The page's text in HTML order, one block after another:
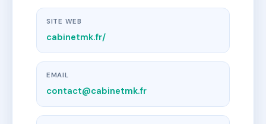
SITE WEB
cabinetmk.fr/
EMAIL
contact@cabinetmk.fr